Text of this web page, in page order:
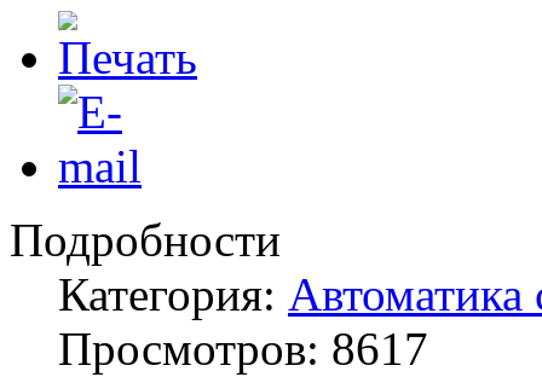
Подробности
Категория:
Просмотров: 8617